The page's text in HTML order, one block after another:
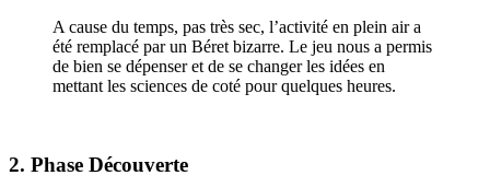
A cause du temps, pas très sec, l’activité en plein air a
été remplacé par un Béret bizarre. Le jeu nous a permis
de bien se dépenser et de se changer les idées en
mettant les sciences de coté pour quelques heures.
2. Phase Découverte